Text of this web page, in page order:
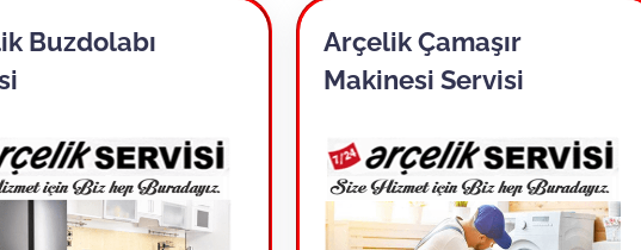
Buzdolabı
Arçelik Çamaşır
Makinesi Servisi